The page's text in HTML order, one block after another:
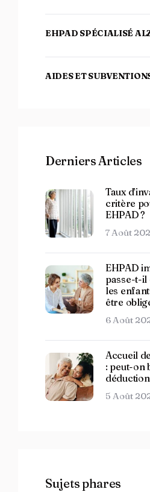
EHPAD SPÉCIALISÉ
AIDES ET
Derniers Articles
Taux
critère
EHPAD ?
7 Août
EHPAD
passe-t-il
les
être
6 Août
Accueil
: peut-on
déduction
5 Août
Sujets phares